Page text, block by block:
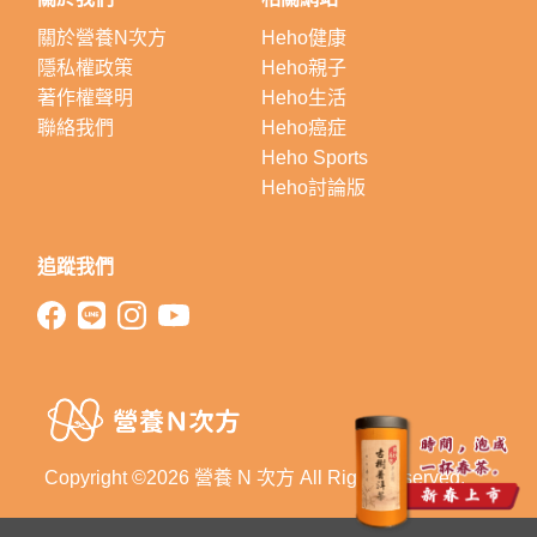
Copyright ©2026 營養 N 次方 All Right Reserved.
關於營養N次方
隱私權政策
著作權聲明
聯絡我們
Heho健康
Heho親子
Heho生活
Heho癌症
Heho Sports
Heho討論版
追蹤我們